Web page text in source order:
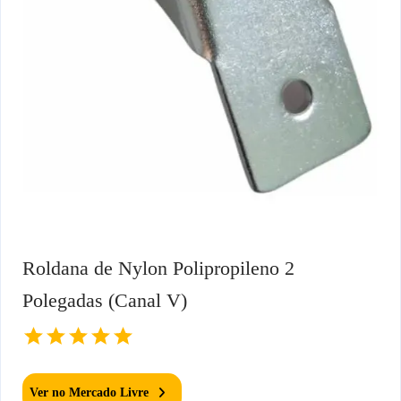
Roldana de Nylon Polipropileno 2
Polegadas (Canal V)
Ver no Mercado Livre